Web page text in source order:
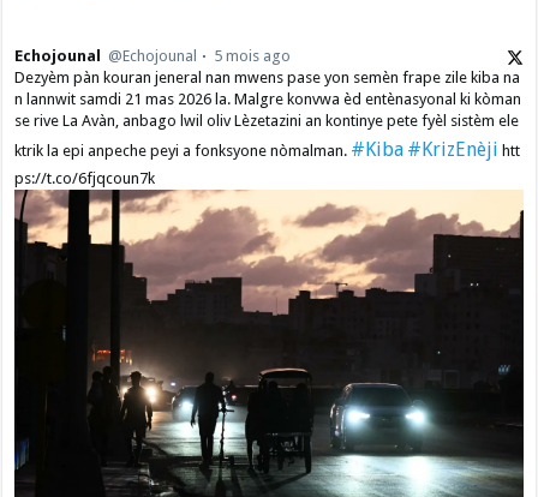
Echojounal @Echojounal
5 mois ago
Dezyèm pàn kouran jeneral nan mwens pase yon semèn frape zile kiba na
n lannwit samdi 21 mas 2026 la. Malgre konvwa èd entènasyonal ki kòman
se rive La Avàn, anbago lwil oliv Lèzetazini an kontinye pete fyèl sistèm ele
ktrik la epi anpeche peyi a fonksyone nòmalman. #Kiba #KrizEnèji htt
ps://t.co/6fjqcoun7k